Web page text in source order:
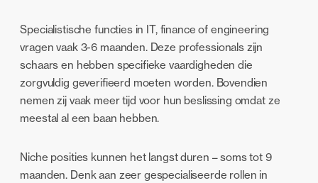
Specialistische functies in IT, finance of engineering
vragen vaak 3-6 maanden. Deze professionals zijn
schaars en hebben specifieke vaardigheden die
zorgvuldig geverifieerd moeten worden. Bovendien
nemen zij vaak meer tijd voor hun beslissing omdat ze
meestal al een baan hebben.
Niche posities kunnen het langst duren – soms tot 9
maanden. Denk aan zeer gespecialiseerde rollen in